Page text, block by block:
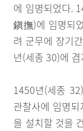
에 임명되었다.
鎭撫)에 임명되
려 군무에 장기
년(세종 30)에
1450년(세종
관찰사에 임명
을 설치할 것을